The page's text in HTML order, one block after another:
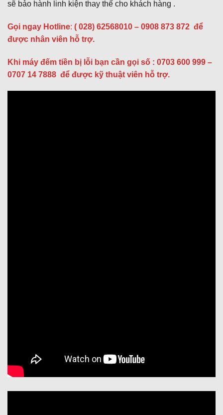
sẽ bảo hành linh kiện thay thế cho khách hàng .
Gọi ngay Hotline: ( 028) 62568010 – 0908 873 872 để
được nhân viên hỗ trợ.
Khi máy đếm tiền bị lỗi bạn cần gọi số : 0703 600 999 –
0707 14 7888 để được kỹ thuật viên hỗ trợ.